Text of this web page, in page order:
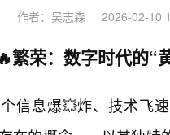
作者：吴志森 2026-02-10
繁荣：数字时代的“
信息爆💥炸、技术飞